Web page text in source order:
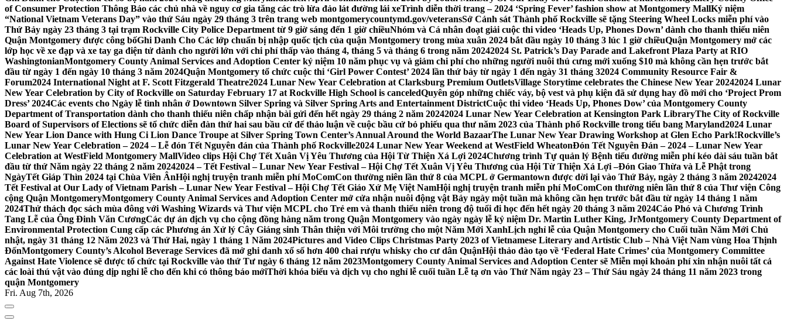
of Consumer Protection Thông Báo các chủ nhà về nguy cơ gia tăng các trò lừa đảo lát đường lái xeTrình diễn thời trang – 2024 ‘Spring Fever’ fashion show at Montgomery MallKỷ niệm
“National Vietnam Veterans Day” vào thứ Sáu ngày 29 tháng 3 trên trang web montgomerycountymd.gov/veteransSở Cảnh sát Thành phố Rockville sẽ tặng Steering Wheel Locks miễn phí vào
Thứ Bảy ngày 23 tháng 3 tại trạm Rockville City Police Department từ 9 giờ sáng đến 1 giờ chiềuNhóm và Cá nhân đoạt giải cuộc thi video ‘Heads Up, Phones Down’ dành cho thanh thiếu niên
Quận Montgomery được công bốGhi Danh Cho Các lớp chuẩn bị nhập quốc tịch của quận Montgomery trong mùa xuân 2024 bắt đầu ngày 10 tháng 3 lúc 1 giờ chiềuQuận Montgomery mở các
lớp học về xe đạp và xe tay ga điện tử dành cho người lớn với chi phí thấp vào tháng 4, tháng 5 và tháng 6 trong năm 20242024 St. Patrick’s Day Parade and Lakefront Plaza Party at RIO
WashingtonianMontgomery County Animal Services and Adoption Center kỷ niệm 10 năm phục vụ và giảm chi phí cho những người nuôi thú cưng mới xuống $10 mà không cần hẹn trước bắt
đầu từ ngày 1 đến ngày 10 tháng 3 năm 2024Quận Montgomery tổ chức cuộc thi ‘Girl Power Contest’ 2024 lần thứ bảy từ ngày 1 đến ngày 31 tháng 32024 Community Resource Fair &
Forum2024 International Night at F. Scott Fitzgerald Theatre2024 Lunar New Year Celebration at Clarksburg Premium OutletsVillage Storytime celebrates the Chinese New Year 20242024 Lunar
New Year Celebration by City of Rockville on Saturday February 17 at Rockville High School is canceledQuyên góp những chiếc váy, bộ vest và phụ kiện đã sử dụng hay đồ mới cho ‘Project Prom
Dress’ 2024Các events cho Ngày lễ tình nhân ở Downtown Silver Spring và Silver Spring Arts and Entertainment DistrictCuộc thi video ‘Heads Up, Phones Dow’ của Montgomery County
Department of Transportation dành cho thanh thiếu niên chấp nhận bài gửi đến hết ngày 29 tháng 2 năm 20242024 Lunar New Year Celebration at Kensington Park LibraryThe City of Rockville
Board of Supervisors of Elections sẽ tổ chức diễn đàn thứ hai sau bầu cử để thảo luận về cuộc bầu cử bỏ phiếu qua thư năm 2023 của Thành phố Rockville trong tiểu bang Maryland2024 Lunar
New Year Lion Dance with Hung Ci Lion Dance Troupe at Silver Spring Town Center’s Annual Around the World BazaarThe Lunar New Year Drawing Workshop at Glen Echo Park!Rockville’s
Lunar New Year Celebration – 2024 – Lễ đón Tết Nguyên đán của Thành phố Rockville2024 Lunar New Year Weekend at WestField WheatonĐón Tết Nguyên Đán – 2024 – Lunar New Year
Celebration at WestField Montgomery MallVideo clips Hội Chợ Tết Xuân Vị Yêu Thương của Hội Từ Thiện Xá Lợi 2024Chương trình Tự quản lý Bệnh tiểu đường miễn phí kéo dài sáu tuần bắt
đầu từ thứ Năm ngày 22 tháng 2 năm 20242024 – Tết Festival – Lunar New Year Festival – Hội Chợ Tết Xuân Vị Yêu Thương của Hội Từ Thiện Xá Lợi –Đón Giao Thừa và Lễ Phật trong
NgàyTết Giáp Thìn 2024 tại Chùa Viên ÂnHội nghị truyện tranh miễn phí MoComCon thường niên lần thứ 8 của MCPL ở Germantown được dời lại vào Thứ Bảy, ngày 2 tháng 3 năm 20242024
Tết Festival at Our Lady of Vietnam Parish – Lunar New Year Festival – Hội Chợ Tết Giáo Xứ Mẹ Việt NamHội nghị truyện tranh miễn phí MoComCon thường niên lần thứ 8 của Thư viện Công
cộng Quận MontgomeryMontgomery County Animal Services and Adoption Center mở cửa nhận nuôi động vật Bảy ngày một tuần mà không cần hẹn trước bắt đầu từ ngày 14 tháng 1 năm
2024Thử thách đọc sách mùa đông với Washing Wizards và Thư viện MCPL cho Trẻ em và thanh thiếu niên trong độ tuổi đi học đến hết ngày 20 tháng 3 năm 2024Cáo Phó và Chương Trình
Tang Lễ của Ông Đinh Văn CươngCác dự án dịch vụ cho cộng đồng hàng năm trong Quận Montgomery vào ngày ngày lễ kỷ niệm Dr. Martin Luther King, JrMontgomery County Department of
Environmental Protection Cung cấp các Phương án Xử lý Cây Giáng sinh Thân thiện với Môi trường cho một Năm Mới XanhLịch nghỉ lễ của Quận Montgomery cho Cuối tuần Năm Mới Chủ
nhật, ngày 31 tháng 12 Năm 2023 và Thứ Hai, ngày 1 tháng 1 Năm 2024Pictures and Video Clips Christmas Party 2023 of Vietnamese Literary and Artistic Club – Nhà Việt Nam vùng Hoa Thịnh
ĐốnMontgomery County’s Alcohol Beverage Services đã mở ghi danh xổ số hơn 400 chai rượu whisky cho cư dân QuậnHội thảo đào tạo về ‘Federal Hate Crimes’ của Montgomery Committee
Against Hate Violence sẽ được tổ chức tại Rockville vào thứ Tư ngày 6 tháng 12 năm 2023Montgomery County Animal Services and Adoption Center sẽ Miễn mọi khoản phí xin nhận nuôi tất cả
các loài thú vật vào đúng dịp nghỉ lễ cho đến khi có thông báo mớiThời khóa biểu và dịch vụ cho nghỉ lễ cuối tuần Lễ tạ ơn vào Thứ Năm ngày 23 – Thứ Sáu ngày 24 tháng 11 năm 2023 trong
quận Montgomery
Fri. Aug 7th, 2026